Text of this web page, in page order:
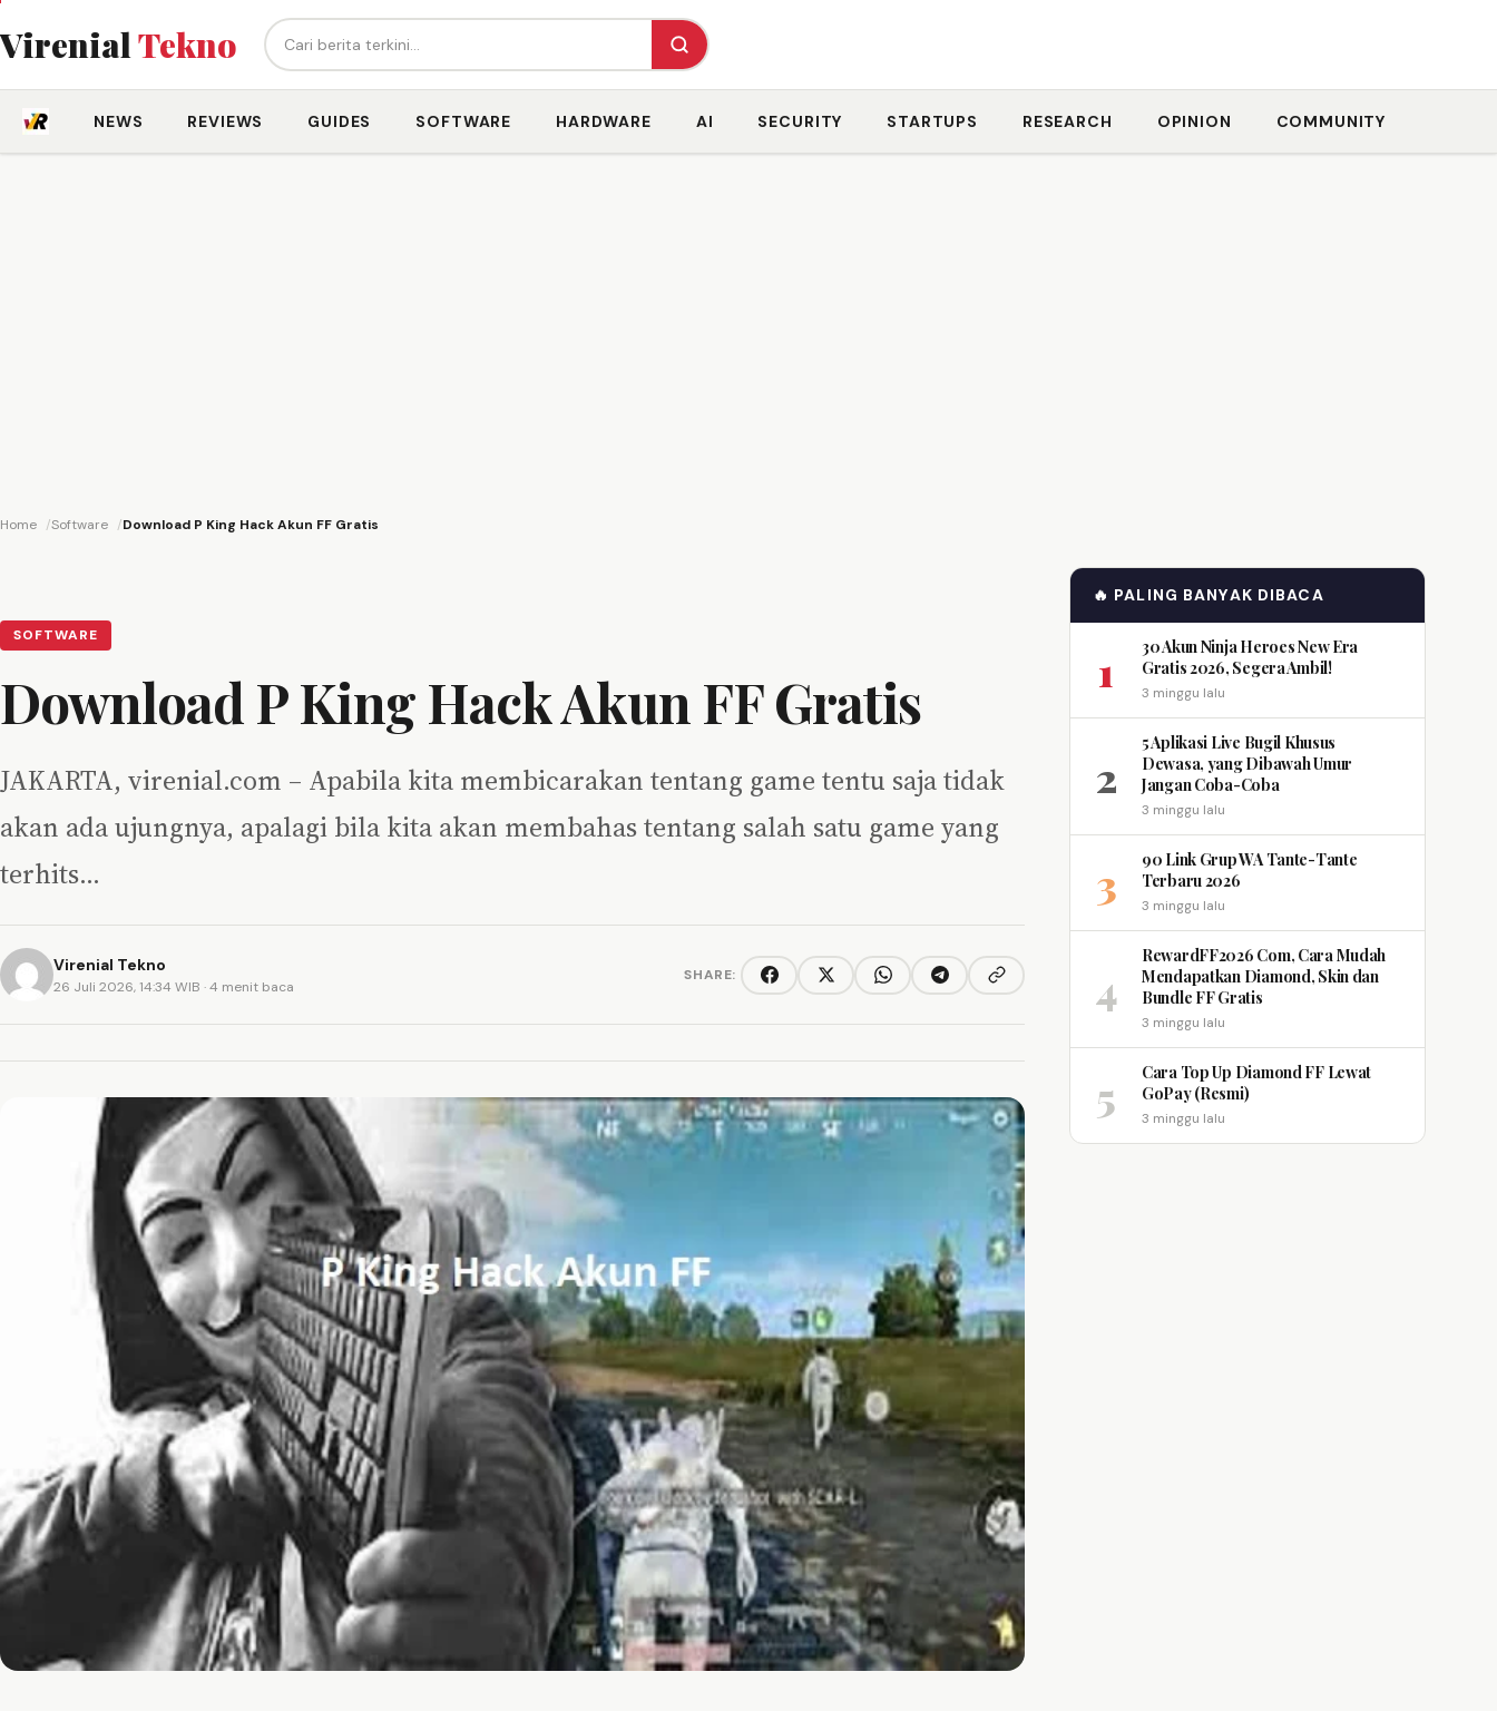
VirenialTekno Cari berita...
NEWS REVIEWS GUIDES SOFTWARE HARDWARE AI SECURITY STARTUPS RESEARCH OPINION COMMUNITY
Home Software Download P King Hack Akun FF Gratis
SOFTWARE
Download P King Hack Akun FF Gratis
JAKARTA, virenial.com – Apabila kita membicarakan tentang game tentu saja tidak
akan ada ujungnya, apalagi bila kita akan membahas tentang salah satu game yang
terhits…
Virenial Tekno
26 Juli 2026, 14:34 WIB · 4 menit baca
SHARE: FacebookTwitter/XWhatsAppTelegramCopy link
🔥 PALING BANYAK DIBACA
1
30 Akun Ninja Heroes New Era
Gratis 2026, Segera Ambil!
3 minggu lalu
2
5 Aplikasi Live Bugil Khusus
Dewasa, yang Dibawah Umur
Jangan Coba-Coba
3 minggu lalu
3
90 Link Grup WA Tante-Tante
Terbaru 2026
3 minggu lalu
4
RewardFF2026 Com, Cara Mudah
Mendapatkan Diamond, Skin dan
Bundle FF Gratis
3 minggu lalu
5
Cara Top Up Diamond FF Lewat
GoPay (Resmi)
3 minggu lalu